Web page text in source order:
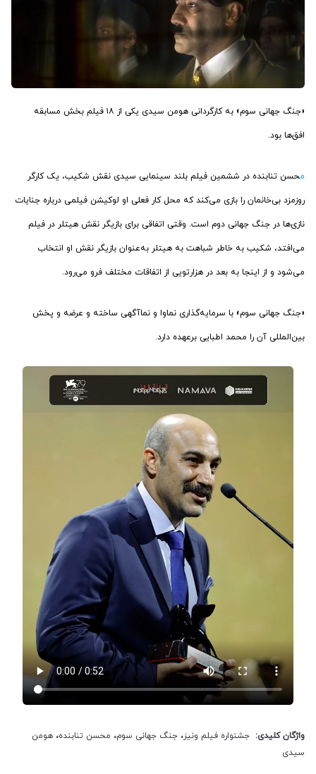
«جنگ جهانی سوم» به کارگردانی هومن سیدی یکی از ۱۸ فیلم بخش مسابقه
افق‌ها بود.
محسن تنابنده در ششمین فیلم بلند سینمایی سیدی نقش شکیب، یک کارگر
روزمزد بی‌خانمان را بازی می‌کند که محل کار فعلی او لوکیشن فیلمی درباره جنایات
نازی‌ها در جنگ جهانی دوم است. وقتی اتفاقی برای بازیگر نقش هیتلر در فیلم
می‌افتد، شکیب به خاطر شباهت به هیتلر به‌عنوان بازیگر نقش او انتخاب
می‌شود و از اینجا به بعد در هزارتویی از اتفاقات مختلف فرو می‌رود.
«جنگ جهانی سوم» با سرمایه‌گذاری نماوا و نماآگهی ساخته و عرضه و پخش
بین‌المللی آن را محمد اطبایی برعهده دارد.
واژگان کلیدی: جشنواره فیلم ونیز، جنگ جهانی سوم، محسن تنابنده، هومن
سیدی